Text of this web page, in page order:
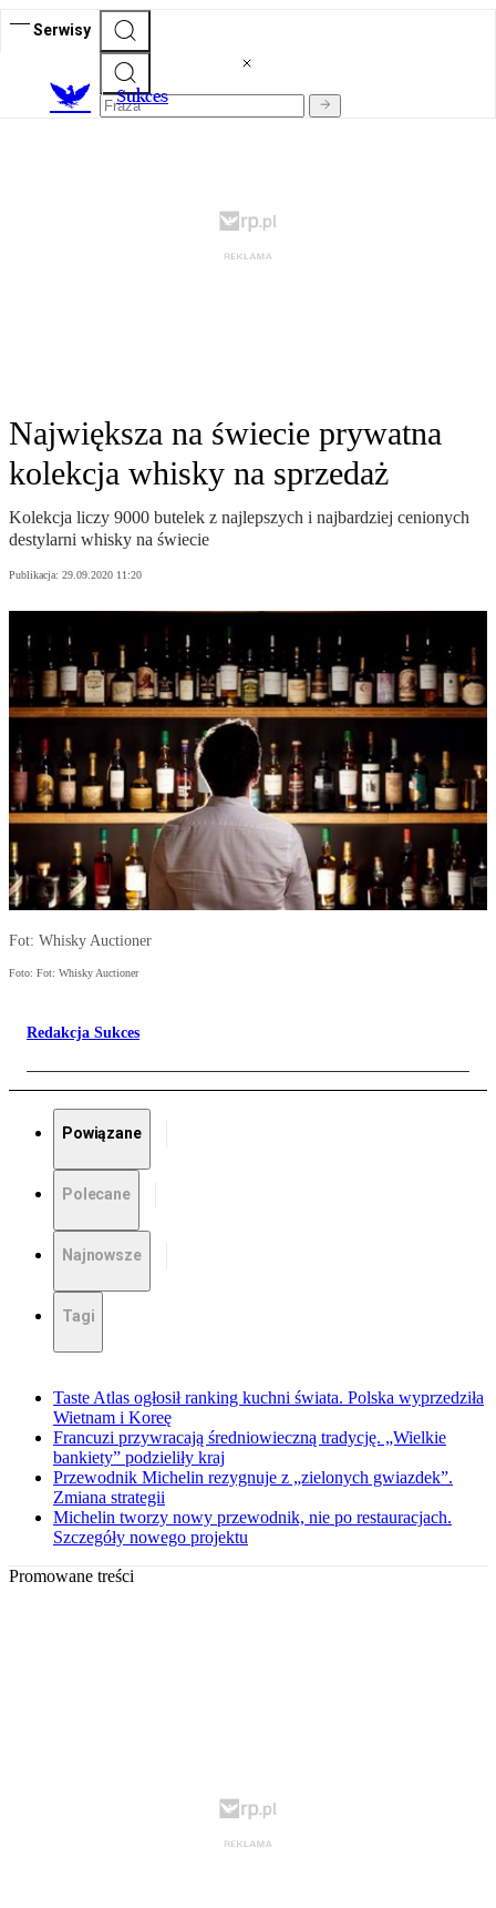
Serwisy
Sukces
Największa na świecie prywatna
kolekcja whisky na sprzedaż
Kolekcja liczy 9000 butelek z najlepszych i najbardziej cenionych
destylarni whisky na świecie
Publikacja: 29.09.2020 11:20
Fot: Whisky Auctioner
Foto: Fot: Whisky Auctioner
Redakcja Sukces
Powiązane
Polecane
Najnowsze
Tagi
Taste Atlas ogłosił ranking kuchni świata. Polska wyprzedziła
Wietnam i Koreę
Francuzi przywracają średniowieczną tradycję. „Wielkie
bankiety” podzieliły kraj
Przewodnik Michelin rezygnuje z „zielonych gwiazdek”.
Zmiana strategii
Michelin tworzy nowy przewodnik, nie po restauracjach.
Szczegóły nowego projektu
Promowane treści